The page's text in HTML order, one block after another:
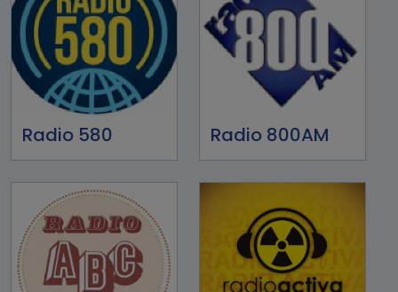
Radio 580 Radio 800AM